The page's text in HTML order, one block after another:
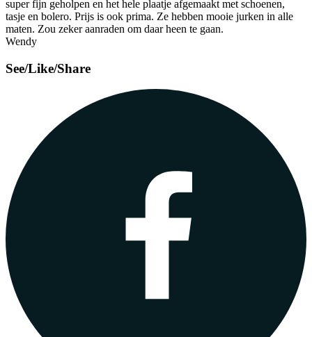
super fijn geholpen en het hele plaatje afgemaakt met schoenen,
tasje en bolero. Prijs is ook prima. Ze hebben mooie jurken in alle
maten. Zou zeker aanraden om daar heen te gaan.
Wendy
See/Like/Share